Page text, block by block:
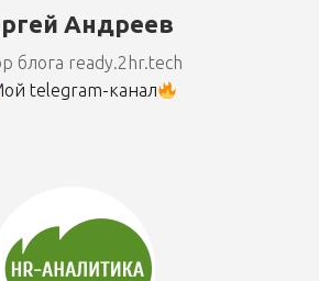
Андреев
блога ready.2hr.tech
telegram-канал